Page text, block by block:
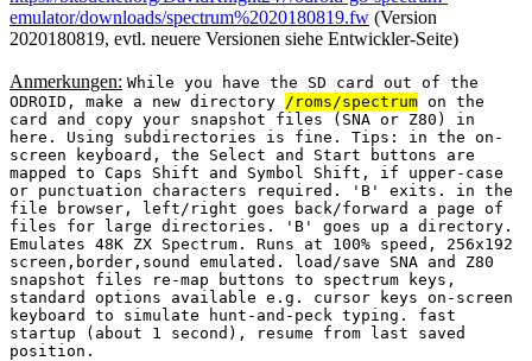
emulator/downloads/spectrum%2020180819.fw (Version
2020180819, evtl. neuere Versionen siehe Entwickler-Seite)
Anmerkungen: While you have the SD card out of the
ODROID, make a new directory
/roms/spectrum on the
card and copy your snapshot files (SNA or Z80) in
here. Using subdirectories is fine. Tips: in the on-
screen keyboard, the Select and Start buttons are
mapped to Caps Shift and Symbol Shift, if upper-case
or punctuation characters required. 'B' exits. in the
file browser, left/right goes back/forward a page of
files for large directories. 'B' goes up a directory.
Emulates 48K ZX Spectrum. Runs at 100% speed, 256x192
screen,border,sound emulated. load/save SNA and Z80
snapshot files re-map buttons to spectrum keys,
standard options available e.g. cursor keys on-screen
keyboard to simulate hunt-and-peck typing. fast
startup (about 1 second), resume from last saved
position.